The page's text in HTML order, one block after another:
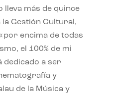
lleva más de quince
la Gestión Cultural,
encima de todas
el 100% de mi
dedicado a ser
y
de la Música y